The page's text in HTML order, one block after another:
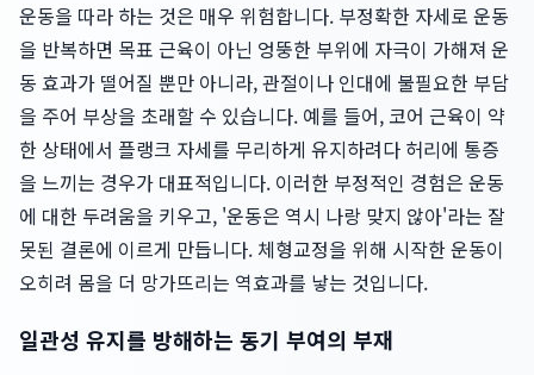
운동을 따라 하는 것은 매우 위험합니다. 부정확한 자세로 운동
을 반복하면 목표 근육이 아닌 엉뚱한 부위에 자극이 가해져 운
동 효과가 떨어질 뿐만 아니라, 관절이나 인대에 불필요한 부담
을 주어 부상을 초래할 수 있습니다. 예를 들어, 코어 근육이 약
한 상태에서 플랭크 자세를 무리하게 유지하려다 허리에 통증
을 느끼는 경우가 대표적입니다. 이러한 부정적인 경험은 운동
에 대한 두려움을 키우고, '운동은 역시 나랑 맞지 않아'라는 잘
못된 결론에 이르게 만듭니다. 체형교정을 위해 시작한 운동이
오히려 몸을 더 망가뜨리는 역효과를 낳는 것입니다.
일관성 유지를 방해하는 동기 부여의 부재